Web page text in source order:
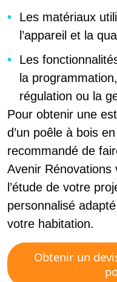
Les matériaux
l’appareil et la
Les
la
régulation ou la
Pour obtenir une
d’un poêle à bois
recommandé de
Avenir Rénovations
l’étude de votre
personnalisé
votre habitation.
Obtenir un